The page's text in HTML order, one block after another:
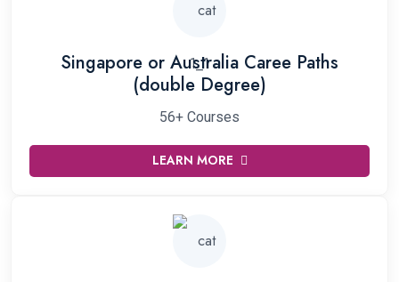
Singapore or Australia Caree Paths
(double Degree)
56+ Courses
LEARN MORE